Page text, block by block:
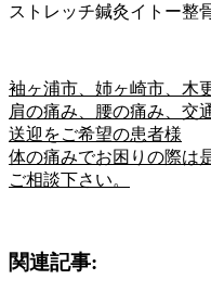
ストレッチ鍼灸イトー整
袖ヶ浦市、姉ヶ崎市、木
肩の痛み、腰の痛み、交
送迎をご希望の患者様
体の痛みでお困りの際は
ご相談下さい。
関連記事: